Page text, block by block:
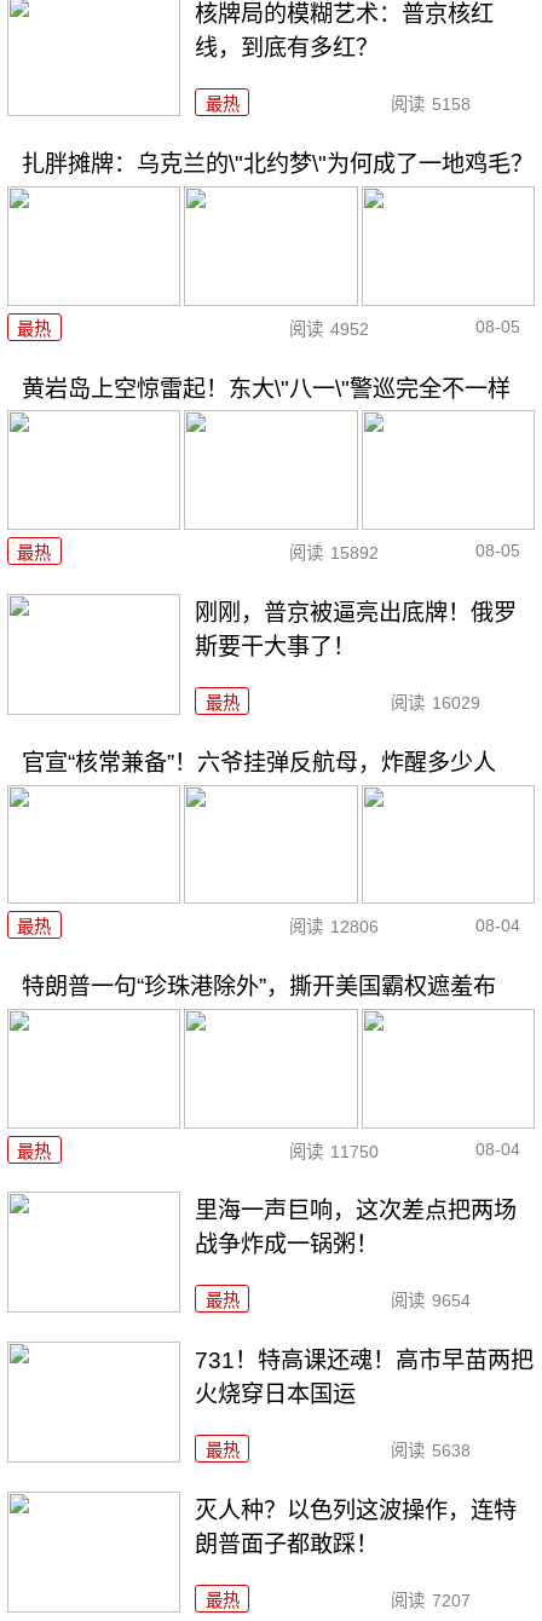
核牌局的模糊艺术：普京核红
线，到底有多红？
最热 阅读 5158
扎胖摊牌：乌克兰的\"北约梦\"为何成了一地鸡毛？
最热 阅读 4952 08-05
黄岩岛上空惊雷起！东大\"八一\"警巡完全不一样
最热 阅读 15892 08-05
刚刚，普京被逼亮出底牌！俄罗
斯要干大事了！
最热 阅读 16029
官宣“核常兼备”！六爷挂弹反航母，炸醒多少人
最热 阅读 12806 08-04
特朗普一句“珍珠港除外”，撕开美国霸权遮羞布
最热 阅读 11750 08-04
里海一声巨响，这次差点把两场
战争炸成一锅粥！
最热 阅读 9654
731！特高课还魂！高市早苗两把
火烧穿日本国运
最热 阅读 5638
灭人种？以色列这波操作，连特
朗普面子都敢踩！
最热 阅读 7207